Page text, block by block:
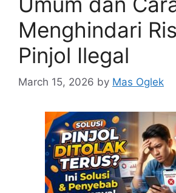
Menghindari
Pinjol Ilegal
March 15, 2026 by Mas Oglek